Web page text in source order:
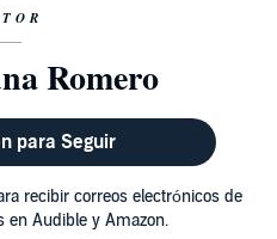
Romero
para Seguir
recibir correos electrónicos de
en Audible y Amazon.